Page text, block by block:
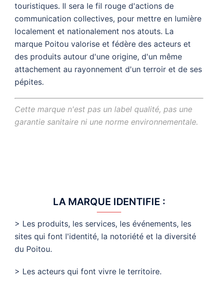
touristiques. Il sera le fil rouge d'actions de
communication collectives, pour mettre en lumière
localement et nationalement nos atouts. La
marque Poitou valorise et fédère des acteurs et
des produits autour d'une origine, d'un même
attachement au rayonnement d'un terroir et de ses
pépites.
Cette marque n'est pas un label qualité, pas une
garantie sanitaire ni une norme environnementale.
LA MARQUE IDENTIFIE :
> Les produits, les services, les événements, les
sites qui font l'identité, la notoriété et la diversité
du Poitou.
> Les acteurs qui font vivre le territoire.